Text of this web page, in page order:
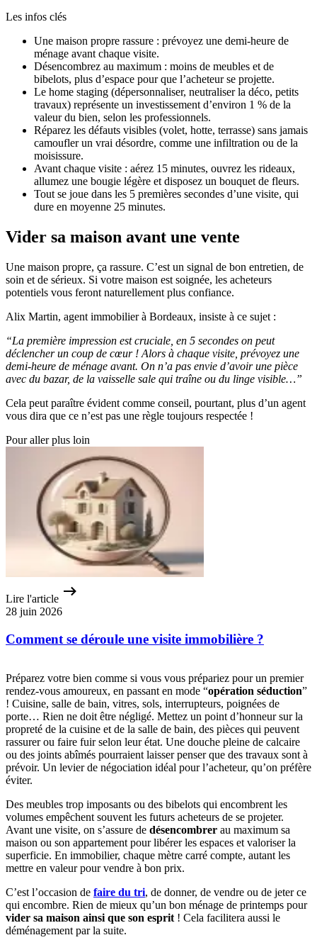
Les infos clés
Une maison propre rassure : prévoyez une demi-heure de
ménage avant chaque visite.
Désencombrez au maximum : moins de meubles et de
bibelots, plus d’espace pour que l’acheteur se projette.
Le home staging (dépersonnaliser, neutraliser la déco, petits
travaux) représente un investissement d’environ 1 % de la
valeur du bien, selon les professionnels.
Réparez les défauts visibles (volet, hotte, terrasse) sans jamais
camoufler un vrai désordre, comme une infiltration ou de la
moisissure.
Avant chaque visite : aérez 15 minutes, ouvrez les rideaux,
allumez une bougie légère et disposez un bouquet de fleurs.
Tout se joue dans les 5 premières secondes d’une visite, qui
dure en moyenne 25 minutes.
Vider sa maison avant une vente
Une maison propre, ça rassure. C’est un signal de bon entretien, de
soin et de sérieux. Si votre maison est soignée, les acheteurs
potentiels vous feront naturellement plus confiance.
Alix Martin, agent immobilier à Bordeaux, insiste à ce sujet :
“La première impression est cruciale, en 5 secondes on peut
déclencher un coup de cœur ! Alors à chaque visite, prévoyez une
demi-heure de ménage avant. On n’a pas envie d’avoir une pièce
avec du bazar, de la vaisselle sale qui traîne ou du linge visible…”
Cela peut paraître évident comme conseil, pourtant, plus d’un agent
vous dira que ce n’est pas une règle toujours respectée !
Pour aller plus loin
Lire l'article
28 juin 2026
Comment se déroule une visite immobilière ?
Préparez votre bien comme si vous vous prépariez pour un premier
rendez-vous amoureux, en passant en mode “opération séduction”
! Cuisine, salle de bain, vitres, sols, interrupteurs, poignées de
porte… Rien ne doit être négligé. Mettez un point d’honneur sur la
propreté de la cuisine et de la salle de bain, des pièces qui peuvent
rassurer ou faire fuir selon leur état. Une douche pleine de calcaire
ou des joints abîmés pourraient laisser penser que des travaux sont à
prévoir. Un levier de négociation idéal pour l’acheteur, qu’on préfère
éviter.
Des meubles trop imposants ou des bibelots qui encombrent les
volumes empêchent souvent les futurs acheteurs de se projeter.
Avant une visite, on s’assure de désencombrer au maximum sa
maison ou son appartement pour libérer les espaces et valoriser la
superficie. En immobilier, chaque mètre carré compte, autant les
mettre en valeur pour vendre à bon prix.
C’est l’occasion de faire du tri, de donner, de vendre ou de jeter ce
qui encombre. Rien de mieux qu’un bon ménage de printemps pour
vider sa maison ainsi que son esprit ! Cela facilitera aussi le
déménagement par la suite.